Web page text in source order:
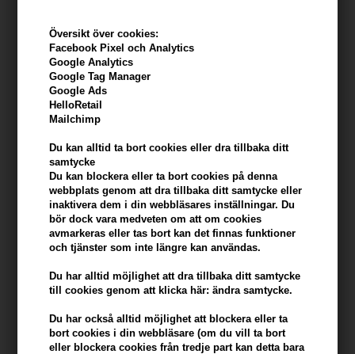
Översikt över cookies:
Facebook Pixel och Analytics
Google Analytics
Google Tag Manager
Google Ads
HelloRetail
Mailchimp
Du kan alltid ta bort cookies eller dra tillbaka ditt
samtycke
Du kan blockera eller ta bort cookies på denna
webbplats genom att dra tillbaka ditt samtycke eller
inaktivera dem i din webbläsares inställningar. Du
bör dock vara medveten om att om cookies
avmarkeras eller tas bort kan det finnas funktioner
och tjänster som inte längre kan användas.
Du har alltid möjlighet att dra tillbaka ditt samtycke
till cookies genom att klicka här: ändra samtycke.
Du har också alltid möjlighet att blockera eller ta
bort cookies i din webbläsare (om du vill ta bort
eller blockera cookies från tredje part kan detta bara
Policy för personuppgifter
Vi behöver följande information när du handlar hos oss:
Namn, adress, tfn. och e-postadress.
Vi registrerar och vidarebefordrar den personliga
information som är nödvändig för att kunna leverera
artikeln till dig. Informationen vidarebefordras till
Pakkelabels.dk og Lagersystem.dk, som är det företag vi
använder för att hantera våra paketförsändelser med
Postnord. De behöver informationen för att kunna
vidarebefordra paketet korrekt.
Den personliga informationen registreras hos Hair247
Vi samarbetar också med ett antal andra företag som
lagrar och bearbetar data. Företagen behandlar